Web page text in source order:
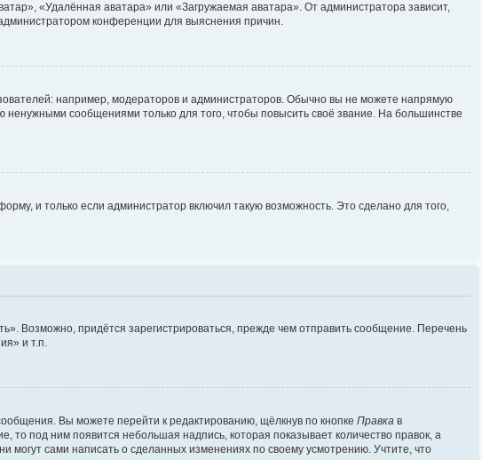
«Удалённая аватара» или «Загружаемая аватара». От администратора зависит,
конференции для выяснения причин.
например, модераторов и администраторов. Обычно вы не можете напрямую
сообщениями только для того, чтобы повысить своё звание. На большинстве
и только если администратор включил такую возможность. Это сделано для того,
Возможно, придётся зарегистрироваться, прежде чем отправить сообщение. Перечень
и т.п.
Вы можете перейти к редактированию, щёлкнув по кнопке Правка в
то под ним появится небольшая надпись, которая показывает количество правок, а
могут сами написать о сделанных изменениях по своему усмотрению. Учтите, что